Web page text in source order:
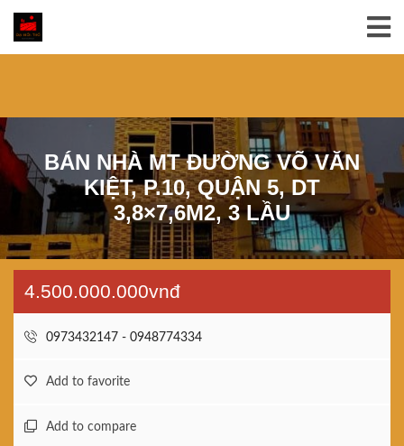
BÁN NHÀ MT ĐƯỜNG VÕ VĂN
KIỆT, P.10, QUẬN 5, DT
3,8×7,6M2, 3 LẦU
4.500.000.000vnđ
0973432147 - 0948774334
Add to favorite
Add to compare